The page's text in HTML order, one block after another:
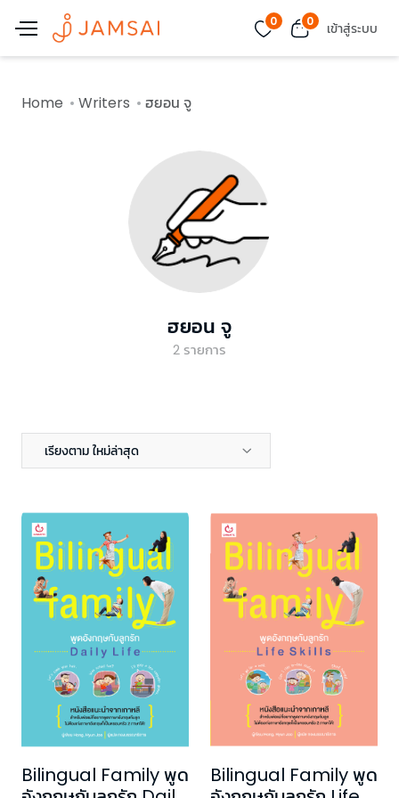
0 0 เข้าสู่ระบบ
Home Writers ฮยอน จู
ฮยอน จู
2รายการ
เรียงตาม ใหม่ล่าสุด
Bilingual Family พูด
Bilingual Family พูด